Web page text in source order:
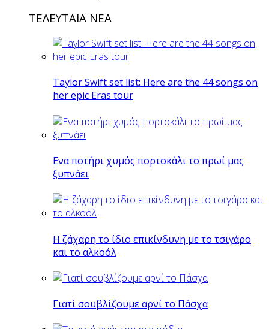
ΤΕΛΕΥΤΑΙΑ ΝΕΑ
Taylor Swift set list: Here are the 44 songs on
her epic Eras tour
Eνα ποτήρι χυμός πορτοκάλι το πρωί μας
ξυπνάει
Η ζάχαρη το ίδιο επικίνδυνη με το τσιγάρο
και το αλκοόλ
Γιατί σουβλίζουμε αρνί το Πάσχα